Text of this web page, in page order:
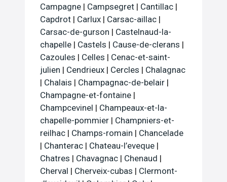
Campagne | Campsegret | Cantillac |
Capdrot | Carlux | Carsac-aillac |
Carsac-de-gurson | Castelnaud-la-
chapelle | Castels | Cause-de-clerans |
Cazoules | Celles | Cenac-et-saint-
julien | Cendrieux | Cercles | Chalagnac
| Chalais | Champagnac-de-belair |
Champagne-et-fontaine |
Champcevinel | Champeaux-et-la-
chapelle-pommier | Champniers-et-
reilhac | Champs-romain | Chancelade
| Chanterac | Chateau-l’eveque |
Chatres | Chavagnac | Chenaud |
Cherval | Cherveix-cubas | Clermont-